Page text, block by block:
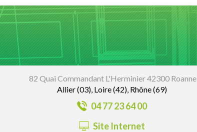
82 Quai Commandant L'Herminier 42300 Roanne
Allier (03), Loire (42), Rhône (69)
04 77 23 64 00
Site Internet